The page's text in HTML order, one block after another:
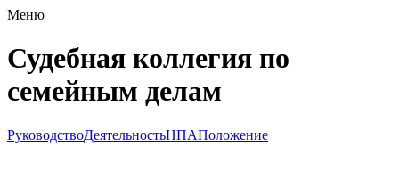
Меню
Судебная коллегия по
семейным делам
РуководствоДеятельностьНПАПоложение